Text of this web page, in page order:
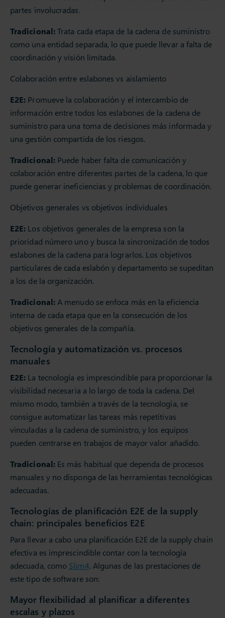
partes involucradas.
Tradicional:Trata cada etapa de la cadena de suministro
como una entidad separada, lo que puede llevar a falta de
coordinación y visión limitada.
Colaboración entre eslabones vs aislamiento
E2E: Promueve la colaboración y el intercambio de
información entre todos los eslabones de la cadena de
suministro para una toma de decisiones más informada y
una gestión compartida de los riesgos.
Tradicional:Puede haber falta de comunicación y
colaboración entre diferentes partes de la cadena, lo que
puede generar ineficiencias y problemas de coordinación.
Objetivos generales vs objetivos individuales
E2E: Los objetivos generales de la empresa son la
prioridad número uno y busca la sincronización de todos
eslabones de la cadena para lograrlos. Los objetivos
particulares de cada eslabón y departamento se supeditan
a los de la organización.
Tradicional:A menudo se enfoca más en la eficiencia
interna de cada etapa que en la consecución de los
objetivos generales de la compañía.
Tecnología y automatización vs. procesos
manuales
E2E: La tecnología es imprescindible para proporcionar la
visibilidad necesaria a lo largo de toda la cadena. Del
mismo modo, también a través de la tecnología, se
consigue automatizar las tareas más repetitivas
vinculadas a la cadena de suministro, y los equipos
pueden centrarse en trabajos de mayor valor añadido.
Tradicional:Es más habitual que dependa de procesos
manuales y no disponga de las herramientas tecnológicas
adecuadas.
Tecnologías de planificación E2E de la supply
chain: principales beneficios E2E
Para llevar a cabo una planificación E2E de la supply chain
efectiva es imprescindible contar con la tecnología
adecuada, como Slim4. Algunas de las prestaciones de
este tipo de software son:
Mayor flexibilidad al planificar a diferentes
escalas y plazos